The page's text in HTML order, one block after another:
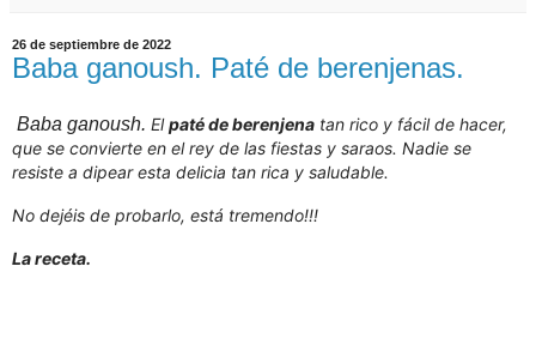
26 de septiembre de 2022
Baba ganoush. Paté de berenjenas.
Baba ganoush. Elpaté de berenjena tan rico y fácil de hacer,
que se convierte en el rey de las fiestas y saraos. Nadie se
resiste a dipear esta delicia tan rica y saludable.
No dejéis de probarlo, está tremendo!!!
La receta.